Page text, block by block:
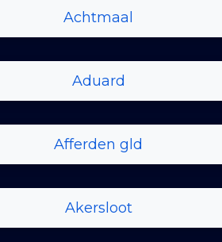
Achtmaal
Aduard
Afferden gld
Akersloot